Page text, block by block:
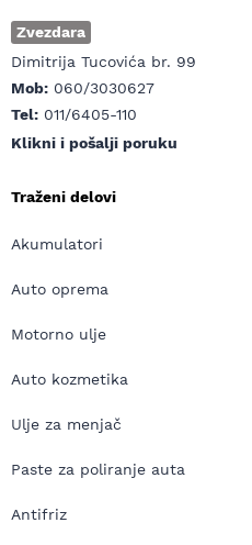
Zvezdara
Dimitrija Tucovića br. 99
Mob: 060/3030627
Tel: 011/6405-110
Klikni i pošalji poruku
Traženi delovi
Akumulatori
Auto oprema
Motorno ulje
Auto kozmetika
Ulje za menjač
Paste za poliranje auta
Antifriz